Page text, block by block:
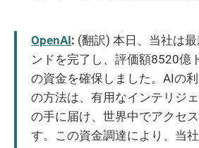
OpenAI: (翻訳) 本日、当社は
ンドを完了し、評価額8520億
の資金を確保しました。AIの
の方法は、有用なインテリジ
の手に届け、世界中でアクセ
す。この資金調達により、当